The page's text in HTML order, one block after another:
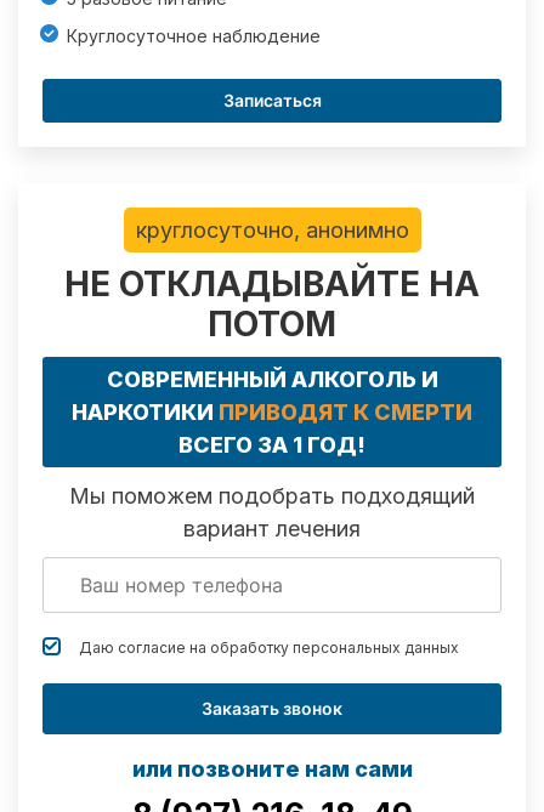
Круглосуточное наблюдение
Записаться
круглосуточно, анонимно
НЕ ОТКЛАДЫВАЙТЕ НА
ПОТОМ
СОВРЕМЕННЫЙ АЛКОГОЛЬ И
НАРКОТИКИ ПРИВОДЯТ К СМЕРТИ
ВСЕГО ЗА 1 ГОД!
Мы поможем подобрать подходящий
вариант лечения
Даю согласие на обработку персональных данных
Заказать звонок
или позвоните нам сами